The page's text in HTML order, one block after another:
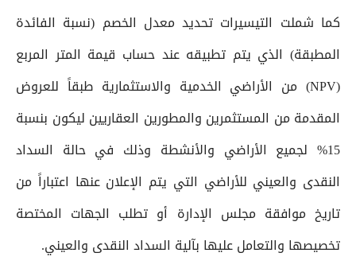
كما شملت التيسيرات تحديد معدل الخصم (نسبة الفائدة
المطبقة) الذي يتم تطبيقه عند حساب قيمة المتر المربع
(NPV) من الأراضي الخدمية والاستثمارية طبقاً للعروض
المقدمة من المستثمرين والمطورين العقاريين ليكون بنسبة
15% لجميع الأراضي والأنشطة وذلك في حالة السداد
النقدى والعيني للأراضي التي يتم الإعلان عنها اعتباراً من
تاريخ موافقة مجلس الإدارة أو تطلب الجهات المختصة
تخصيصها والتعامل عليها بآلية السداد النقدى والعيني.